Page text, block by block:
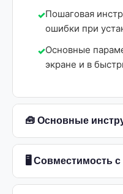
Пошаговая
ошибки при
Основные
экране и в
🧰 Основные
🖥 Совместимость с